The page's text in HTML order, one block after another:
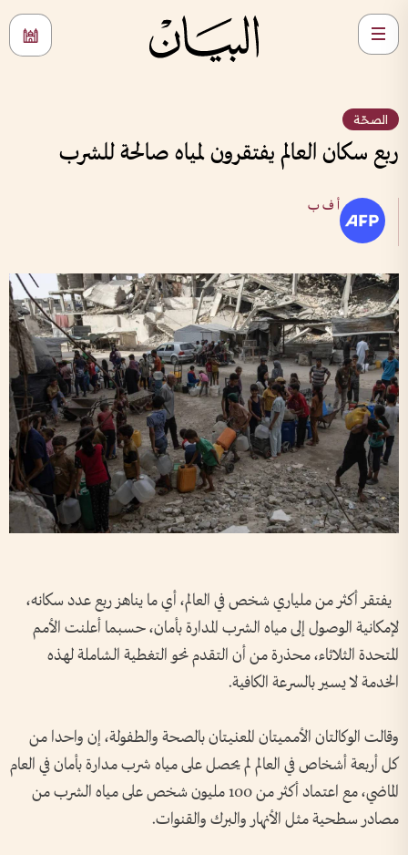
الصحّة
ربع سكان العالم يفتقرون لمياه صالحة للشرب
أ ف ب
يفتقر أكثر من ملياري شخص في العالم، أي ما يناهز ربع عدد سكانه،
لإمكانية الوصول إلى مياه الشرب المدارة بأمان، حسبما أعلنت الأمم
المتحدة الثلاثاء، محذرة من أن التقدم نحو التغطية الشاملة لهذه
الخدمة لا يسير بالسرعة الكافية.
وقالت الوكالتان الأمميتان المعنيتان بالصحة والطفولة، إن واحدا من
كل أربعة أشخاص في العالم لم يحصل على مياه شرب مدارة بأمان في العام
الماضي، مع اعتماد أكثر من 100 مليون شخص على مياه الشرب من
مصادر سطحية مثل الأنهار والبرك والقنوات.